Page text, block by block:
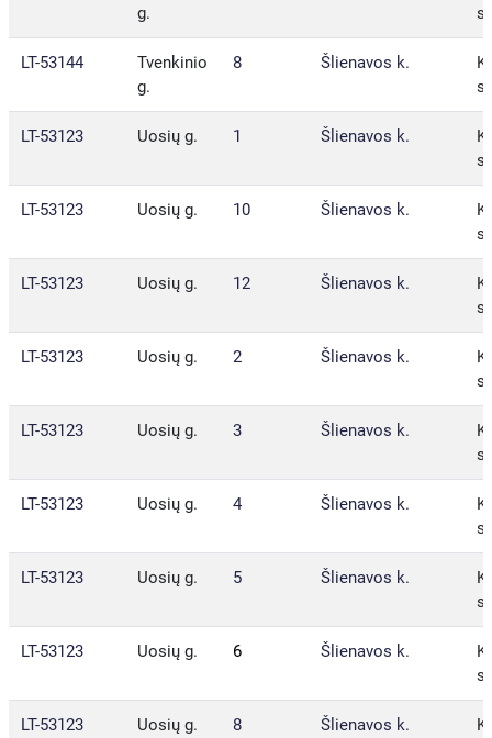
g.
LT-53144
Tvenkinio
g.
8 Šlienavos k.
LT-53123 Uosių g. 1 Šlienavos k.
LT-53123 Uosių g. 10 Šlienavos k.
LT-53123 Uosių g. 12 Šlienavos k.
LT-53123 Uosių g. 2 Šlienavos k.
LT-53123 Uosių g. 3 Šlienavos k.
LT-53123 Uosių g. 4 Šlienavos k.
LT-53123 Uosių g. 5 Šlienavos k.
LT-53123 Uosių g. 6 Šlienavos k.
LT-53123 Uosių g. 8 Šlienavos k.